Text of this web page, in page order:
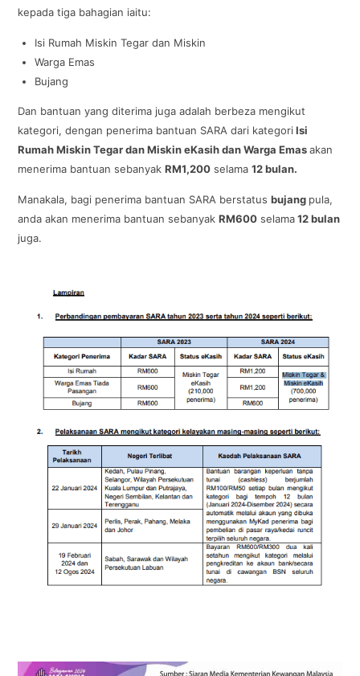
kepada tiga bahagian iaitu:
Isi Rumah Miskin Tegar dan Miskin
Warga Emas
Bujang
Dan bantuan yang diterima juga adalah berbeza mengikut
kategori, dengan penerima bantuan SARA dari kategori Isi
Rumah Miskin Tegar dan Miskin eKasih dan Warga Emasakan
menerima bantuan sebanyakRM1,200 selama12 bulan.
Manakala, bagi penerima bantuan SARA berstatusbujang pula,
anda akan menerima bantuan sebanyakRM600 selama12 bulan
juga.